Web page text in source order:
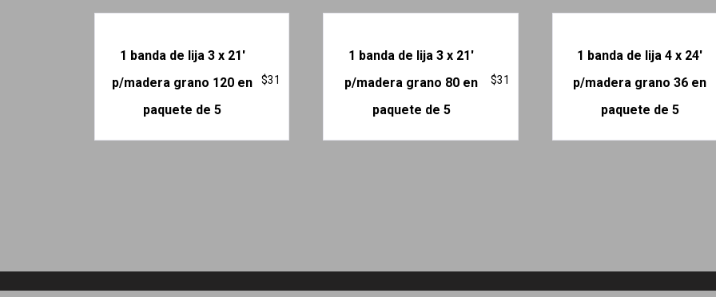
1 banda de lija 3 x 21′
p/madera grano 120 en
paquete de 5
$31
1 banda de lija 3 x 21′
p/madera grano 80 en
paquete de 5
$31
1 banda de lija 4 x 24′
p/madera grano 36 en
paquete de 5